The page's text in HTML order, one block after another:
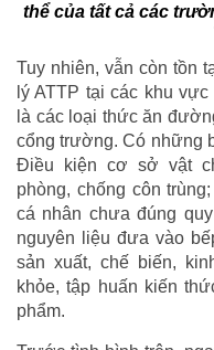
thể của tất cả các
Tuy nhiên, vẫn còn tồn
lý ATTP tại các khu
là các loại thức ăn
cổng trường. Có những
Điều kiện cơ sở vật
phòng, chống côn
cá nhân chưa đúng
nguyên liệu đưa vào
sản xuất, chế biến,
khỏe, tập huấn kiến
phẩm.